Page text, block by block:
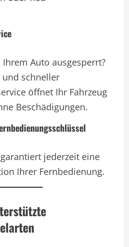
Ihrem Auto ausgesperrt?
schneller
öffnet Ihr Fahrzeug
Beschädigungen.
jederzeit eine
Ihrer Fernbedienung.